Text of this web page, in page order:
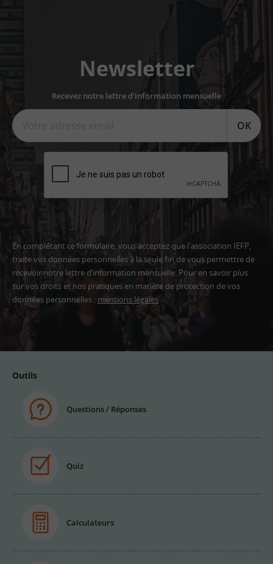
Newsletter
Recevez notre lettre d'information mensuelle
OK
En complétant ce formulaire, vous acceptez que l'association IEFP,
traite vos données personnelles à la seule fin de vous permettre de
recevoir notre lettre d’information mensuelle. Pour en savoir plus
sur vos droits et nos pratiques en matière de protection de vos
données personnelles : mentions légales
Adresse
Outils
Questions / Réponses
Quiz
Calculateurs